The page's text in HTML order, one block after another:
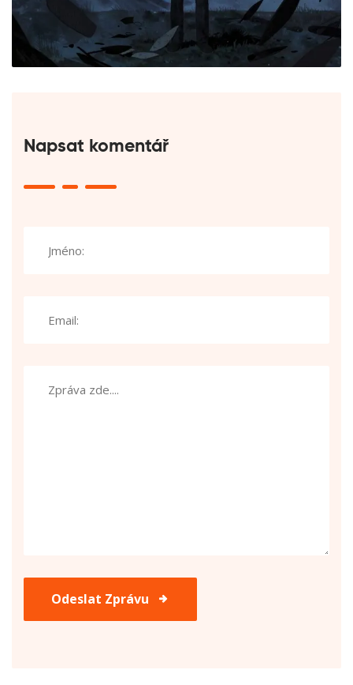
Napsat komentář
Odeslat Zprávu